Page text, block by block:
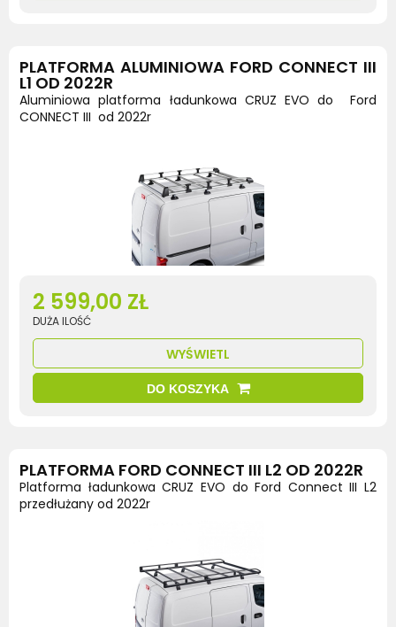
PLATFORMA ALUMINIOWA FORD CONNECT III
L1 OD 2022R
Aluminiowa platforma ładunkowa CRUZ EVO do Ford
CONNECT III od 2022r
2 599,00 ZŁ
DUŻA ILOŚĆ
WYŚWIETL
DO KOSZYKA
PLATFORMA FORD CONNECT III L2 OD 2022R
Platforma ładunkowa CRUZ EVO do Ford Connect III L2
przedłużany od 2022r